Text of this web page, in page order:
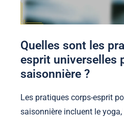
Quelles sont les
esprit universelles
saisonnière ?
Les pratiques corps-esprit
saisonnière incluent le